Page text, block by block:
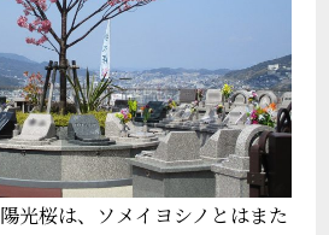
光桜は、ソメイヨシノとはまた